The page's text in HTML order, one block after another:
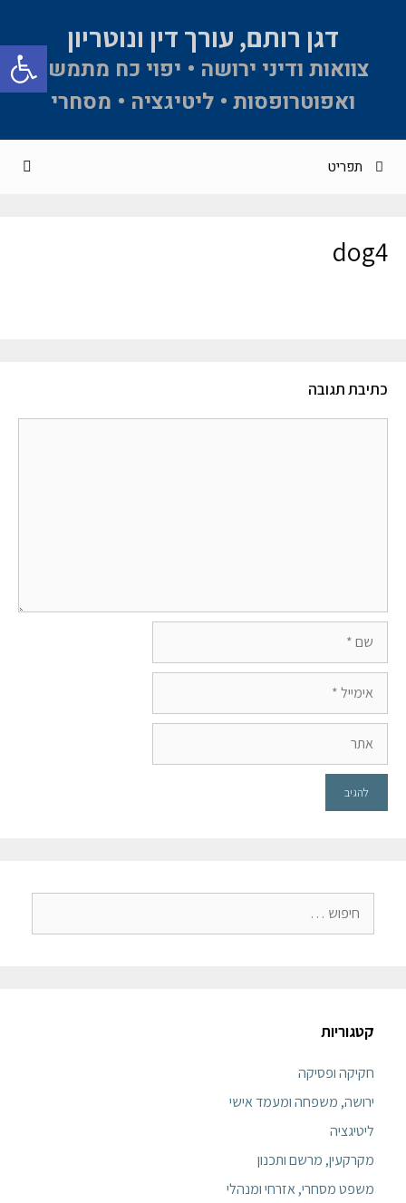
פתח דגן רותם, עורך דין ונוטריון
צוואות ודיני ירושה • יפוי כח מתמשך
ואפוטרופסות • ליטיגציה • מסחרי
תפריט
dog4
כתיבת תגובה
קטגוריות
חקיקה ופסיקה
ירושה, משפחה ומעמד אישי
ליטיגציה
מקרקעין, מרשם ותכנון
משפט מסחרי, אזרחי ומנהלי